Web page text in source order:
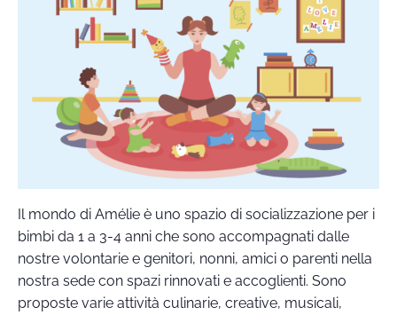
Il mondo di Amélie è uno spazio di socializzazione per i
bimbi da 1 a 3-4 anni che sono accompagnati dalle
nostre volontarie e genitori, nonni, amici o parenti nella
nostra sede con spazi rinnovati e accoglienti. Sono
proposte varie attività culinarie, creative, musicali,